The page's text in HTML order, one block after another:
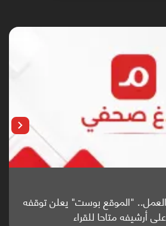
"الموقع بوست" يعلن توقفه
أرشيفه متاحا للقراء